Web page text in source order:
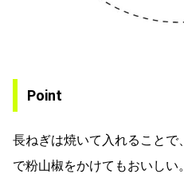
Point
長ねぎは焼いて入れること
で粉山椒をかけてもおいし